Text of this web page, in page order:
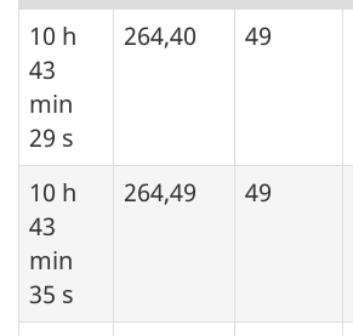
10 h
43
min
29 s
264,40 49
10 h
43
min
35 s
264,49 49